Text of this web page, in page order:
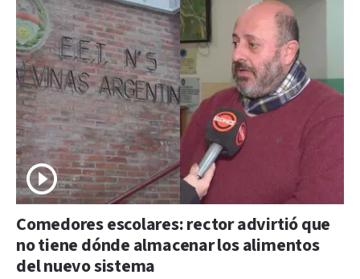
Comedores escolares: rector advirtió que
no tiene dónde almacenar los alimentos
del nuevo sistema